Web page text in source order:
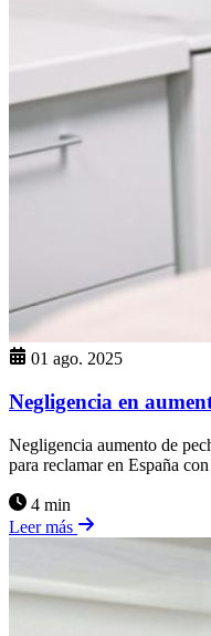
01 ago. 2025
Negligencia en
Negligencia aumento de
para reclamar en España
4 min
Leer más